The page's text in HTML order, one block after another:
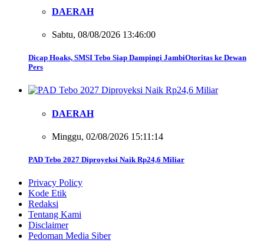
DAERAH
Sabtu, 08/08/2026 13:46:00
Dicap Hoaks, SMSI Tebo Siap Dampingi JambiOtoritas ke Dewan
Pers
DAERAH
Minggu, 02/08/2026 15:11:14
PAD Tebo 2027 Diproyeksi Naik Rp24,6 Miliar
Privacy Policy
Kode Etik
Redaksi
Tentang Kami
Disclaimer
Pedoman Media Siber